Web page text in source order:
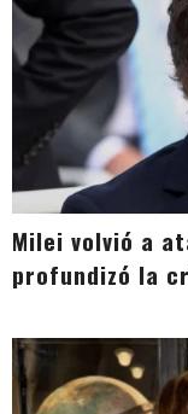
Milei volvió a
profundizó la